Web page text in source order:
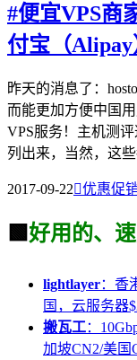
#便宜VPS商
付宝（
昨天的消息了：
而能更加方便中国
VPS服务！主机测
列出来，当然，这
2017-09-22优惠促
🟩 好用的、
lightlayer：香
国，云服务器
搬瓦工：
加坡CN2/美国